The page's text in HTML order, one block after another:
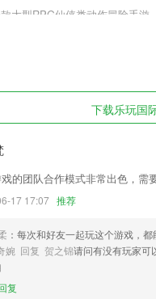
大型RPG仙侠类动作冒险手
，总有一些是比较适合玩家，
件特色
院医生之间协作。
实用、生动又有趣。
】医生根据填写的问诊人信息直
题目收藏，掌握所有题目；
件优势
是免费的，还有各种视频可以在
下载乐玩国
的团队合作模式非常出色，需
17 17:07 推荐
：每次和好友一起玩这个游戏，都
婉 回复 贺之锦请问有没有玩家可
复